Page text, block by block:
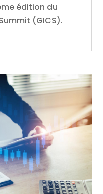
édition du
(GICS).